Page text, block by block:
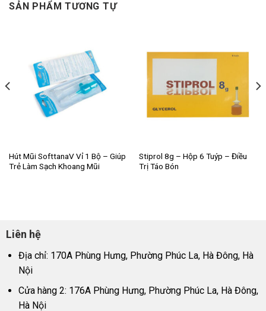
SẢN PHẨM TƯƠNG TỰ
Hút Mũi SofttanaV Vỉ 1 Bộ – Giúp
Trẻ Làm Sạch Khoang Mũi
Stiprol 8g – Hộp 6 Tuýp – Điều
Trị Táo Bón
Liên hệ
Địa chỉ: 170A Phùng Hưng, Phường Phúc La, Hà Đông, Hà
Nội
Cửa hàng 2: 176A Phùng Hưng, Phường Phúc La, Hà Đông,
Hà Nội